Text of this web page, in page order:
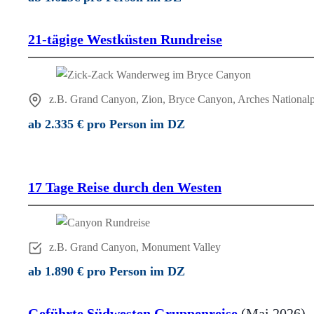
21-tägige Westküsten Rundreise
z.B. Grand Canyon, Zion, Bryce Canyon, Arches
ab 2.335 € pro Person im DZ
17 Tage Reise durch den Westen
z.B. Grand Canyon, Monument Valley
ab 1.890 € pro Person im DZ